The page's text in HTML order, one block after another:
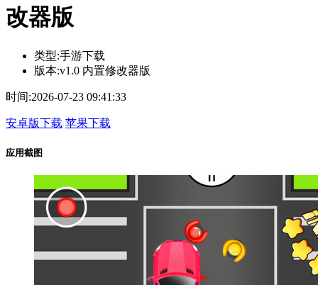
改器版
类型:手游下载
版本:v1.0 内置修改器版
时间:2026-07-23 09:41:33
安卓版下载 苹果下载
应用截图